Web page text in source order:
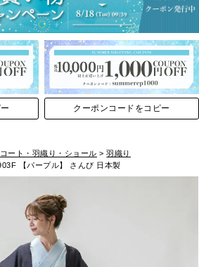
クーポンコードをコピー
コート・羽織り・ショール
羽織り
【パープル】 さんび 日本製